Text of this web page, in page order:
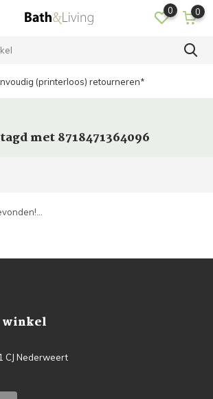
0 0
(printerloos) retourneren*
met 8718471364096
winkel
CJ Nederweert